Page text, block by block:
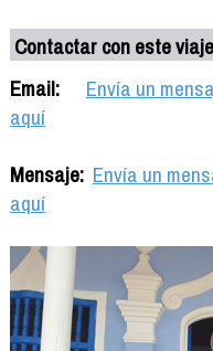
Contactar con este
Email:
Envía un
aquí
Mensaje: Envía un
aquí